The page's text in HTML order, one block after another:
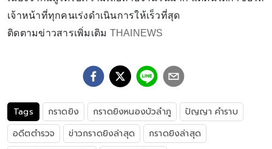
เจ้าหน้าที่ทุกคนเร่งดำเนินการให้เร็วที่สุด
ติดตามข่าวสารเพิ่มเติม THAINEWS
Tags กราดยิง กราดยิงหนองบัวลําภู
ปัญญา คำราบ
อดีตตำรวจ
ข่าวกราดยิงล่าสุด
กราดยิงล่าสุด